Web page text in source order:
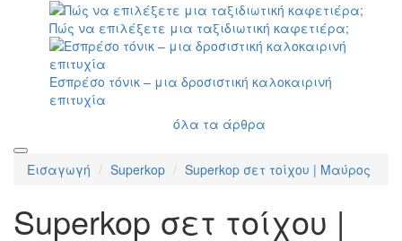
Πώς να επιλέξετε μια ταξιδιωτική καφετιέρα;
Εσπρέσο τόνικ – μια δροσιστική καλοκαιρινή
επιτυχία
όλα τα άρθρα
Εισαγωγή Superkop Superkop σετ τοίχου | Μαύρος
Superkop σετ τοίχου |